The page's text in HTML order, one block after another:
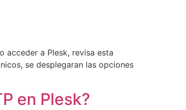
acceder a Plesk, revisa esta
se desplegaran las opciones
en Plesk?